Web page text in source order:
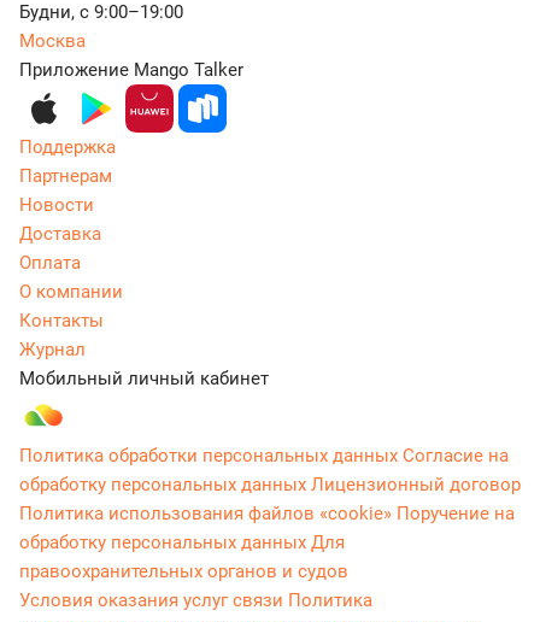
Будни, с 9:00–19:00
Москва
Приложение Mango Talker
Поддержка
Партнерам
Новости
Доставка
Оплата
О компании
Контакты
Журнал
Мобильный личный кабинет
Политика обработки персональных данных Согласие на
обработку персональных данных Лицензионный договор
Политика использования файлов «cookie» Поручение на
обработку персональных данных Для
правоохранительных органов и судов
Условия оказания услуг связи Политика